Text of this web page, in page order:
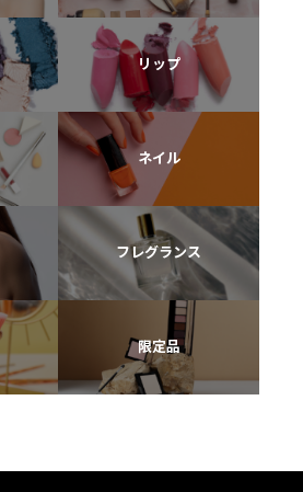
リップ
ネイル
フレグランス
限定品